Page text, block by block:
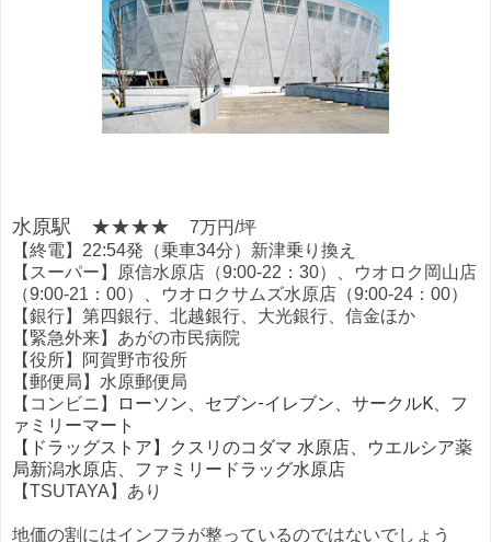
水原駅 ★★★★ 7万円/坪
【終電】22:54発（乗車34分）新津乗り換え
【スーパー】原信水原店（9:00-22：30）、ウオロク岡山店
（9:00-21：00）、ウオロクサムズ水原店（9:00-24：00）
【銀行】第四銀行、北越銀行、大光銀行、信金ほか
【緊急外来】あがの市民病院
【役所】阿賀野市役所
【郵便局】水原郵便局
【コンビニ】
ローソン、セブン-イレブン、サークルK、フ
ァミリーマート
【ドラッグストア】
クスリのコダマ 水原店、ウエルシア薬
局新潟水原店、ファミリードラッグ水原店
【TSUTAYA】あり
地価の割にはインフラが整っているのではないでしょう